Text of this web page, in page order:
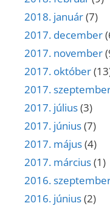
2018. január(7)
2017. december
2017. november
2017. október
2017.
2017. július(3)
2017. június(7)
2017. május(4)
2017. március(1)
2016.
2016. június(2)